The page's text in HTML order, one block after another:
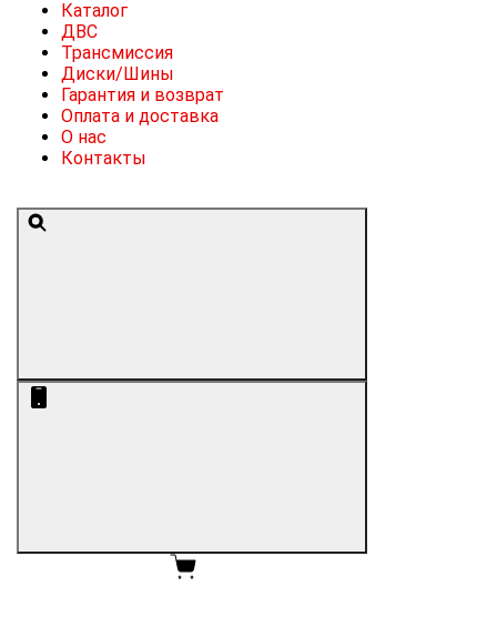
Каталог
ДВС
Трансмиссия
Диски/Шины
Гарантия и возврат
Оплата и доставка
О нас
Контакты